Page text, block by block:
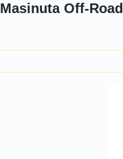
Masinuta Off-